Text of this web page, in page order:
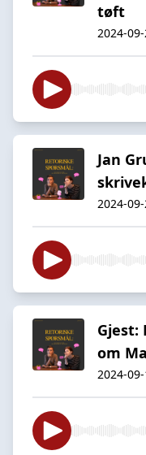
tøft
2024-
Jan
2024-
Gjest:
om
2024-